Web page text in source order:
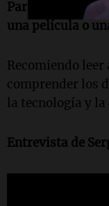
Para cerrar, te
una película o
Recomiendo
comprender los
la tecnología y
Entrevista de